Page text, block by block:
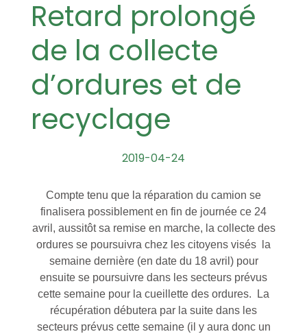
Retard prolongé
de la collecte
d’ordures et de
recyclage
2019-04-24
Compte tenu que la réparation du camion se
finalisera possiblement en fin de journée ce 24
avril, aussitôt sa remise en marche, la collecte des
ordures se poursuivra chez les citoyens visés la
semaine dernière (en date du 18 avril) pour
ensuite se poursuivre dans les secteurs prévus
cette semaine pour la cueillette des ordures. La
récupération débutera par la suite dans les
secteurs prévus cette semaine (il y aura donc un